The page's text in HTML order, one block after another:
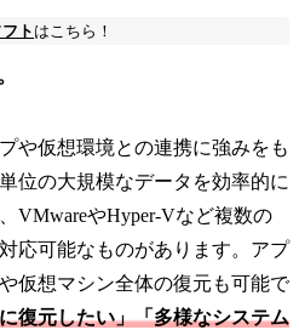
ト はこちら！
や仮想環境との連携に強みをも
位の大規模なデータを効率的に
VMwareやHyper-Vなど複数の
応可能なものがあります。アプ
仮想マシン全体の復元も可能で
復元したい」「多様なシステム